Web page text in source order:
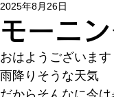
モーニ
2025年8月26日
おはようございます
雨降りそうな天気
だからそんなに今